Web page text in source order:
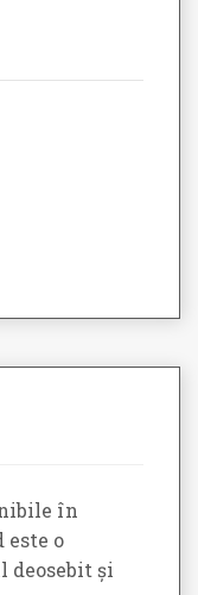
în
este o
deosebit și